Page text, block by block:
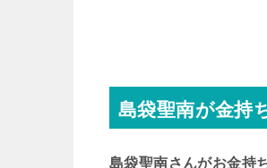
島袋聖南が金持
島袋聖南さんがお金持